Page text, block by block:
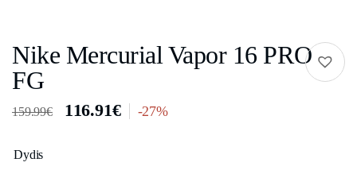
Nike Mercurial Vapor 16 PRO
FG
159.99€ 116.91€ -27%
Dydis